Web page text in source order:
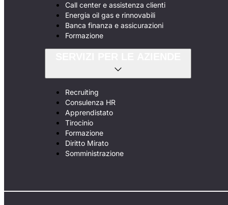
Call center e assistenza clienti
Energia oil gas e rinnovabili
Banca finanza e assicurazioni
Formazione
Recruiting
Consulenza HR
Apprendistato
Tirocinio
Formazione
Diritto Mirato
Somministrazione